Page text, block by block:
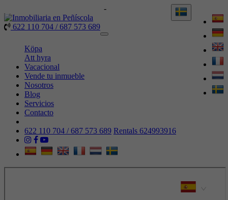
-
622 110 704 / 687 573 689
Toggle
Köpa
Att hyra
Vacacional
Vende tu inmueble
Nosotros
Blog
Servicios
Contacto
622 110 704 / 687 573 689 Rentals 624993916